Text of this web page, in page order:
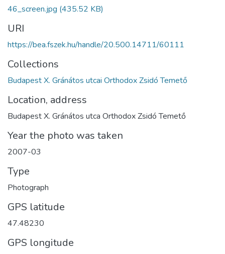
46_screen.jpg (435.52 KB)
URI
https://bea.fszek.hu/handle/20.500.14711/60111
Collections
Budapest X. Gránátos utcai Orthodox Zsidó Temető
Location, address
Budapest X. Gránátos utca Orthodox Zsidó Temető
Year the photo was taken
2007-03
Type
Photograph
GPS latitude
47.48230
GPS longitude